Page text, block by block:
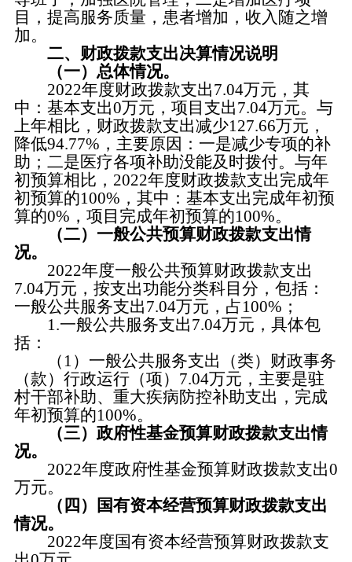
目，提高服务质量，患者增加，收入随之增
加。
二、财政拨款支出决算情况说明
（一）总体情况。
2022年度财政拨款支出7.04万元，其
中：基本支出0万元，项目支出7.04万元。与
上年相比，财政拨款支出减少127.66万元，
降低94.77%，主要原因：一是减少专项的补
助；二是医疗各项补助没能及时拨付。与年
初预算相比，2022年度财政拨款支出完成年
初预算的100%，其中：基本支出完成年初预
算的0%，项目完成年初预算的100%。
（二）一般公共预算财政拨款支出情
况。
2022年度一般公共预算财政拨款支出
7.04万元，按支出功能分类科目分，包括：
一般公共服务支出7.04万元，占100%；
1.一般公共服务支出7.04万元，具体包
括：
（1）一般公共服务支出（类）财政事务
（款）行政运行（项）7.04万元，主要是驻
村干部补助、重大疾病防控补助支出，完成
年初预算的100%。
（三）政府性基金预算财政拨款支出情
况。
2022年度政府性基金预算财政拨款支出0
万元。
（四）国有资本经营预算财政拨款支出
情况。
2022年度国有资本经营预算财政拨款支